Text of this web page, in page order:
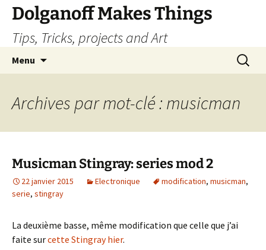
Dolganoff Makes Things
Tips, Tricks, projects and Art
Menu
Archives par mot-clé : musicman
Musicman Stingray: series mod 2
22 janvier 2015 Electronique modification, musicman,
serie, stingray
La deuxième basse, même modification que celle que j’ai
faite surcette Stingray hier.